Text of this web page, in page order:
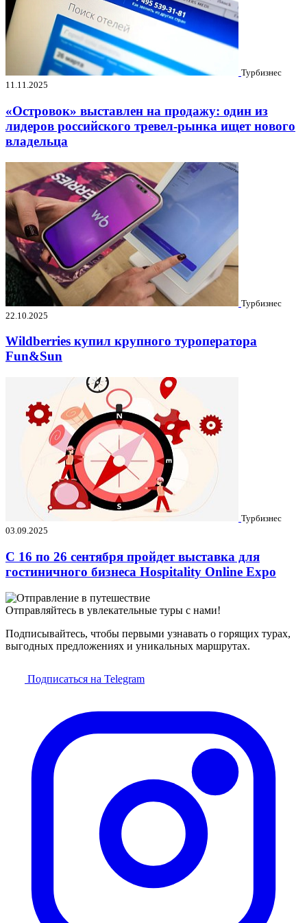
Турбизнес
11.11.2025
«Островок» выставлен на продажу: один из
лидеров российского тревел-рынка ищет нового
владельца
Турбизнес
22.10.2025
Wildberries купил крупного туроператора
Fun&Sun
Турбизнес
03.09.2025
C 16 по 26 сентября пройдет выставка для
гостиничного бизнеса Hospitality Online Expo
Отправляйтесь в увлекательные туры с нами!
Подписывайтесь, чтобы первыми узнавать о горящих турах,
выгодных предложениях и уникальных маршрутах.
Подписаться на Telegram